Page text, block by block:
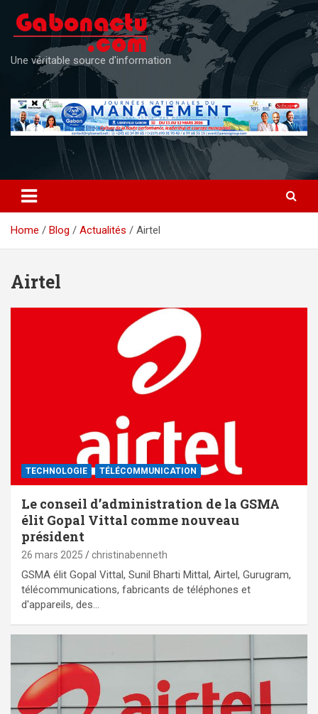
content
Une véritable source d'information
Home Blog Actualités Airtel
Airtel
TECHNOLOGIE TÉLÉCOMMUNICATION
Le conseil d’administration de la GSMA
élit Gopal Vittal comme nouveau
président
26 mars 2025 christinabenneth
GSMA élit Gopal Vittal, Sunil Bharti Mittal, Airtel, Gurugram,
télécommunications, fabricants de téléphones et
d'appareils, des…